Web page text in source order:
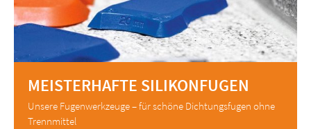
MEISTERHAFTE SILIKONFUGEN
Unsere Fugenwerkzeuge – für schöne Dichtungsfugen ohne
Trennmittel